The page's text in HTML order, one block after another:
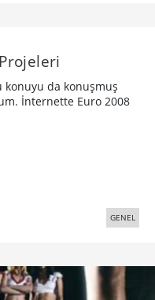
konuyu da konuşmuş
İnternette Euro 2008
GENEL